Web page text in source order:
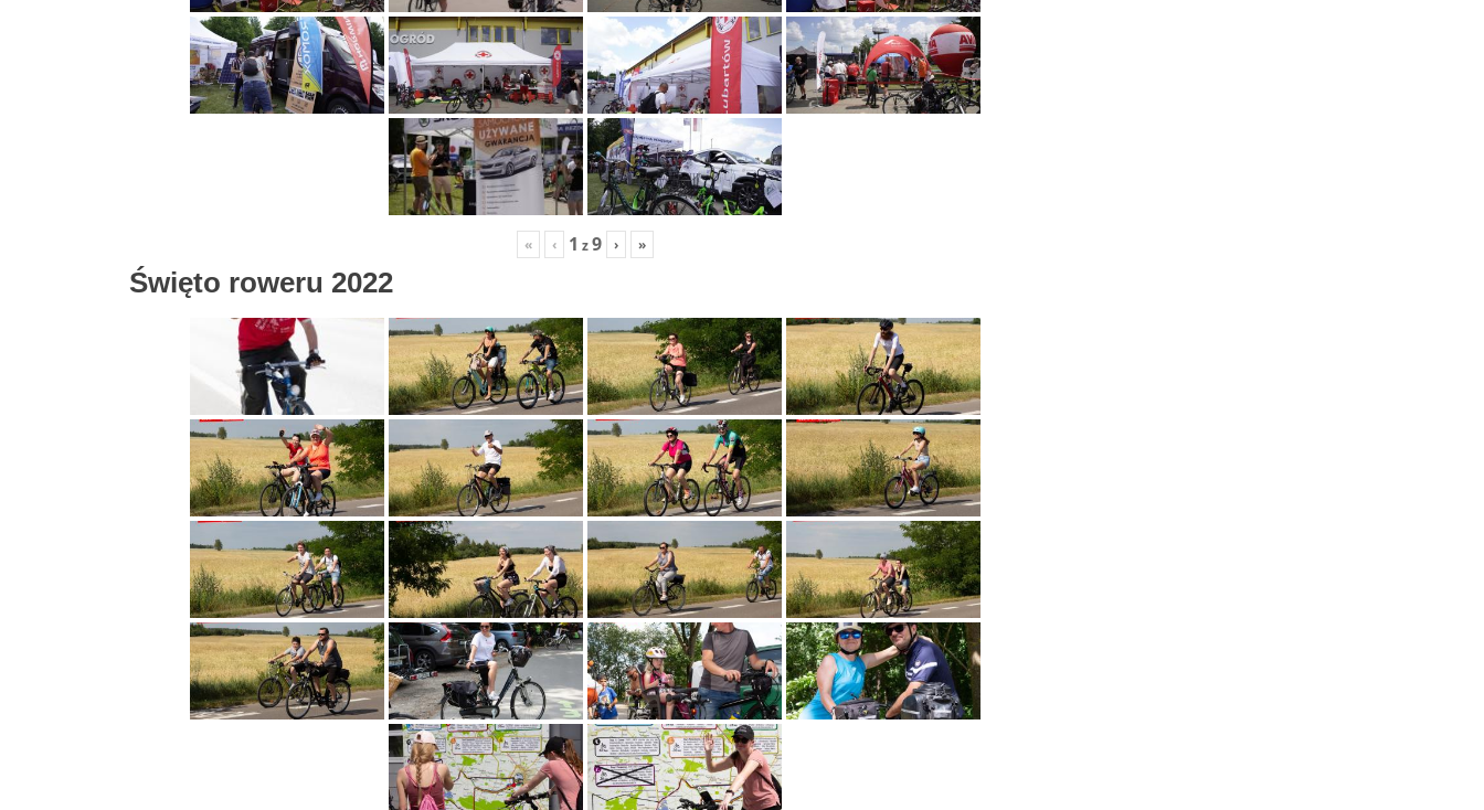
« ‹ 1 z9 › »
Święto roweru 2022